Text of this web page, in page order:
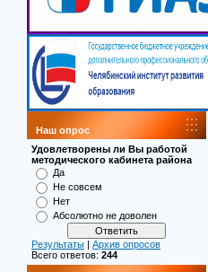
Наш опрос
Удовлетворены ли Вы работой
методического кабинета района
Да
Не совсем
Нет
Абсолютно не доволен
Результаты
Архив опросов
Всего ответов: 244